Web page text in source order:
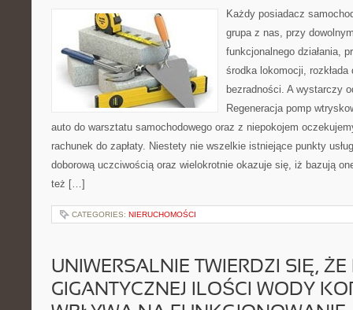
Każdy posiadacz
grupa z nas, przy
funkcjonalnego działania,
środka lokomocji, rozkłada
bezradności. A wystarczy
Regeneracja pomp
auto do warsztatu samochodowego oraz z niepokojem
rachunek do zapłaty. Niestety nie wszelkie istniejące punkty
doborową uczciwością oraz wielokrotnie okazuje się, iż bazują
też […]
CATEGORIES: NIERUCHOMOŚCI
UNIWERSALNIE TWIERDZI SIĘ, ŻE
GIGANTYCZNEJ ILOŚCI WODY